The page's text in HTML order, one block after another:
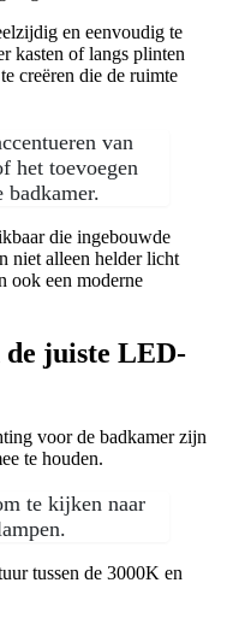
en eenvoudig te
kasten of langs plinten
creëren die de ruimte
van
het toevoegen
badkamer.
die ingebouwde
niet alleen helder licht
ook een moderne
de juiste LED-
voor de badkamer zijn
te houden.
te kijken naar
tussen de 3000K en